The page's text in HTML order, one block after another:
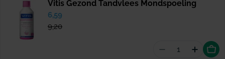
Vitis Gezond Tandvlees Mondspoeling
Verkoopprijs
6,59
Normale
prijs
9,20
Aantal